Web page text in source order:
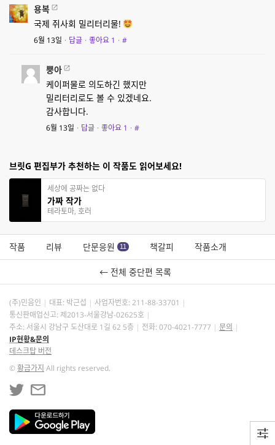
용복
국제 쥐사회 밀리터리물!
6월 13일 · 답글 · 좋아요 1 · #
뿡아
케이퍼물로 의도하긴 했지만
밀리터리로도 볼 수 있겠네요.
감사합니다.
6월 13일 · 답글 · 좋아요 1 · #
브릿G 편집부가 추천하는 이 작품도 읽어보세요!
세상에 공짜는 없다
가짜 작가
테라토마, 호러
작품 리뷰 단문응원 11 책갈피 작품소개
← 전체 중단편 목록
(주)민음인 대표: 박근섭 사업자번호: 211-88-33701
통신판매업신고: 제2013-서울강남-02625호
주소: 서울시 강남구 도산대로 1길 62 5층
전화: 070-4021-7777
문의
IP현황&문의
데스크탑 버전
©황금가지 All rights reserved.